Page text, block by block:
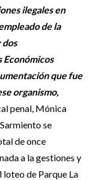
ilegales en
de la
Económicos
que fue
organismo,
penal, Mónica
se
de once
a la gestiones y
de Parque La